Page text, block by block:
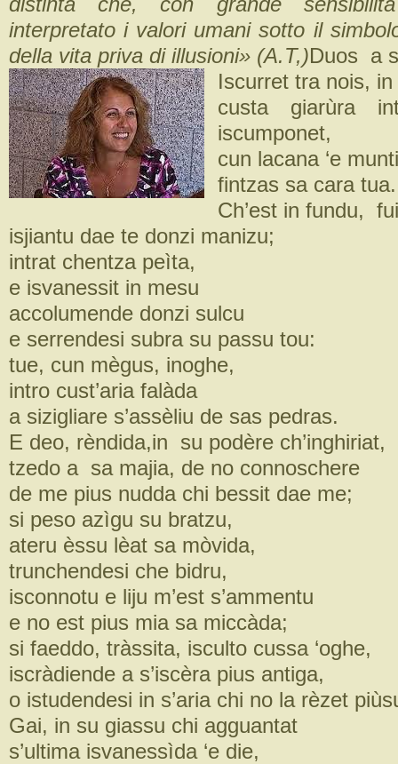
interpretato i valori umani sotto il
della vita priva di illusioni» (A.T,)Duos a
Iscurret tra nois, in
custa giarùra
iscumponet,
cun lacana ‘e
fintzas sa cara tua.
Ch’est in fundu,
isjiantu dae te donzi manizu;
intrat chentza peìta,
e isvanessit in mesu
accolumende donzi sulcu
e serrendesi subra su passu tou:
tue, cun mègus, inoghe,
intro cust’aria falàda
a sizigliare s’assèliu de sas pedras.
E deo, rèndida,in su podère ch’inghiriat,
tzedo a sa majia, de no connoschere
de me pius nudda chi bessit dae me;
si peso azìgu su bratzu,
ateru èssu lèat sa mòvida,
trunchendesi che bidru,
isconnotu e liju m’est s’ammentu
e no est pius mia sa
si faeddo, tràssita, isculto cussa ‘oghe,
iscràdiende a s’iscèra pius antiga,
o istudendesi in s’aria chi no la rèzet
Gai, in su giassu chi agguantat
s’ultima isvanessìda ‘e die,